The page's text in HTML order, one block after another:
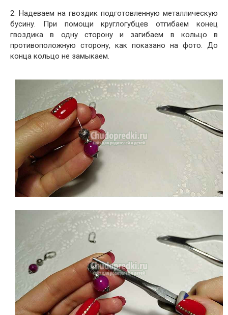
2. Надеваем на гвоздик подготовленную металлическую
бусину. При помощи круглогубцев отгибаем конец
гвоздика в одну сторону и загибаем в кольцо в
противоположную сторону, как показано на фото. До
конца кольцо не замыкаем.